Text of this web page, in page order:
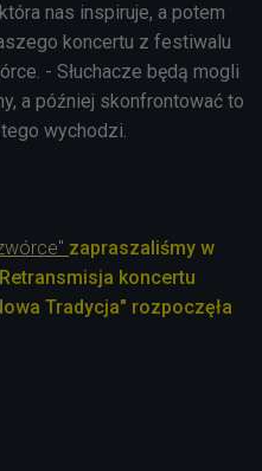
nas inspiruje, a potem
koncertu z festiwalu
- Słuchacze będą mogli
a później skonfrontować to
wychodzi.
zapraszaliśmy w
koncertu
Tradycja" rozpoczęła